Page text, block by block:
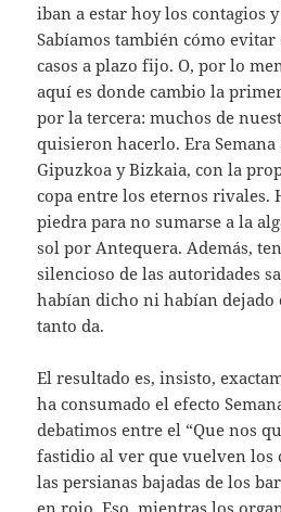
iban a estar hoy los contagios
Sabíamos también cómo
casos a plazo fijo. O, por lo
aquí es donde cambio la
por la tercera: muchos de
quisieron hacerlo. Era Semana
Gipuzkoa y Bizkaia, con la
copa entre los eternos rivales.
piedra para no sumarse a la
sol por Antequera. Además,
silencioso de las autoridades
habían dicho ni habían dejado
tanto da.
El resultado es, insisto,
ha consumado el efecto
debatimos entre el “Que nos
fastidio al ver que vuelven los
las persianas bajadas de los